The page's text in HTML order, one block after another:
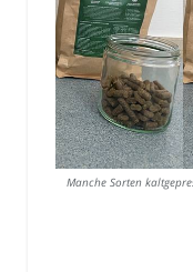
Manche Sorten